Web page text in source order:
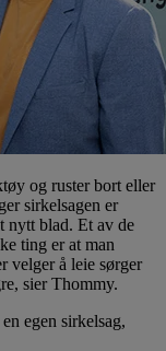
og ruster bort eller
sirkelsagen er
nytt blad. Et av de
ting er at man
velger å leie sørger
sier Thommy.
egen sirkelsag,